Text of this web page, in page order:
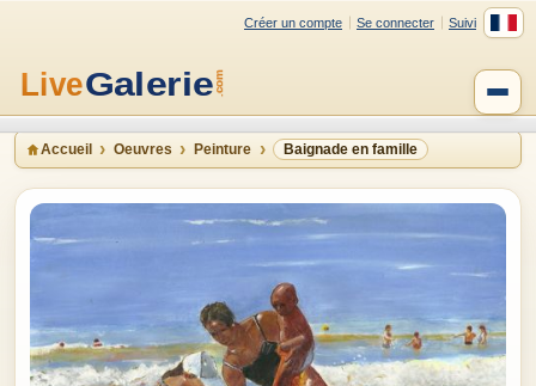
Créer un compte Se connecter Suivi
Accueil Oeuvres Peinture Baignade en famille